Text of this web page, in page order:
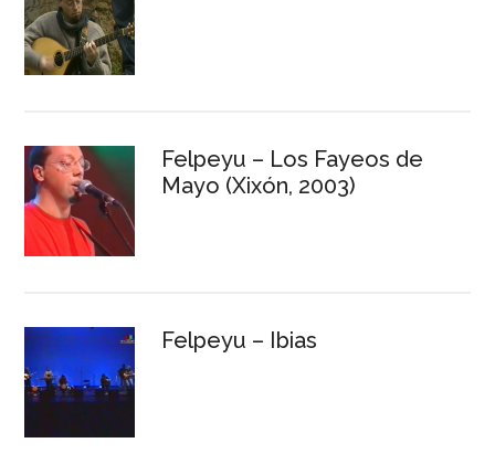
Felpeyu – Los Fayeos de
Mayo (Xixón, 2003)
Felpeyu – Ibias